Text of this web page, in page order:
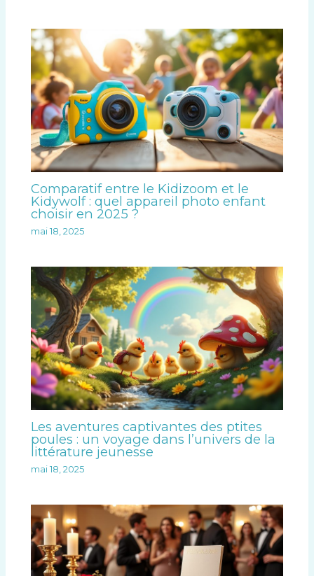
Comparatif entre le Kidizoom et le
Kidywolf : quel appareil photo enfant
choisir en 2025 ?
mai 18, 2025
Les aventures captivantes des ptites
poules : un voyage dans l’univers de la
littérature jeunesse
mai 18, 2025